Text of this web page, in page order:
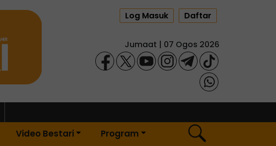
Log Masuk Daftar
Jumaat | 07 Ogos 2026
Video Bestari Program